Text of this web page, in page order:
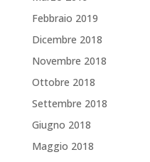
Febbraio 2019
Dicembre 2018
Novembre 2018
Ottobre 2018
Settembre 2018
Giugno 2018
Maggio 2018